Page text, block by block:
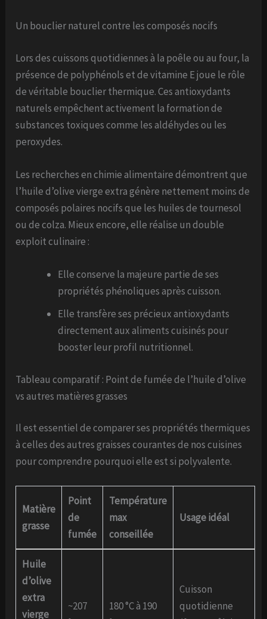
Un bouclier naturel contre les composés nocifs
Lors des cuissons quotidiennes à la poêle ou au four, la
présence de polyphénols et de vitamine E joue le rôle
de véritable bouclier thermique. Ces antioxydants
naturels empêchent activement la formation de
substances toxiques comme les aldéhydes ou les
peroxydes.
Les recherches en chimie alimentaire démontrent que
l’huile d’olive vierge extra génère nettement moins de
composés polaires nocifs que les huiles de tournesol
ou de colza. Mieux encore, elle réalise un double
exploit culinaire :
Elle conserve la majeure partie de ses
propriétés phénoliques après cuisson.
Elle transfère ses précieux antioxydants
directement aux aliments cuisinés pour
booster leur profil nutritionnel.
Tableau comparatif : Point de fumée de l’huile d’olive
vs autres matières grasses
Il est essentiel de comparer ses propriétés thermiques
à celles des autres graisses courantes de nos cuisines
pour comprendre pourquoi elle est si polyvalente.
Matière
grasse
Point
de
fumée
Température
max
conseillée
Usage idéal
Huile
d’olive
extra
vierge
~207
180 °C à 190
Cuisson
quotidienne